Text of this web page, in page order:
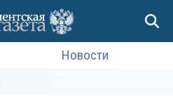
Новости